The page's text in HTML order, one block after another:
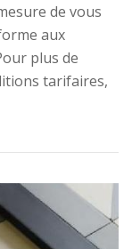
de vous
aux
plus de
tarifaires,